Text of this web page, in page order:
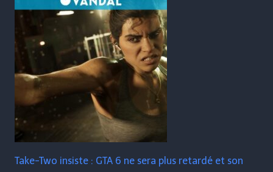
Take-Two insiste : GTA 6 ne sera plus retardé et son